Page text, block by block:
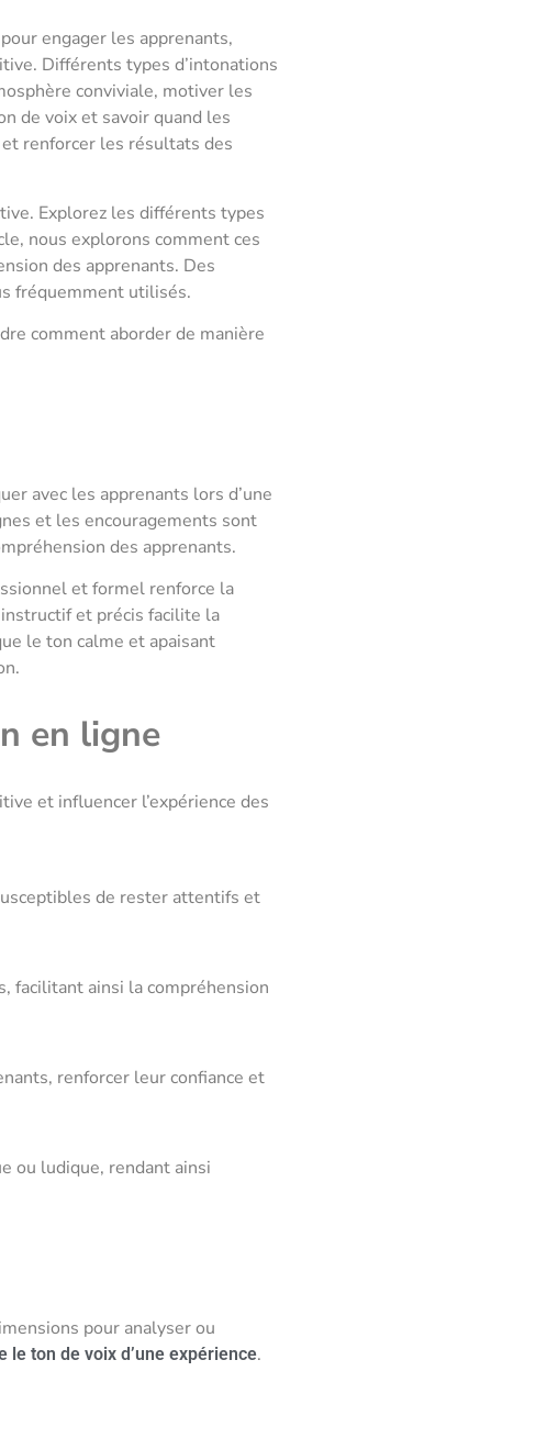
engager les apprenants,
Différents types d’intonations
conviviale, motiver les
de voix et savoir quand les
renforcer les résultats des
Explorez les différents types
nous explorons comment ces
des apprenants. Des
fréquemment utilisés.
comment aborder de manière
avec les apprenants lors d’une
et les encouragements sont
des apprenants.
et formel renforce la
et précis facilite la
le ton calme et apaisant
en ligne
et influencer l’expérience des
de rester attentifs et
facilitant ainsi la compréhension
renforcer leur confiance et
ou ludique, rendant ainsi
pour analyser ou
le ton de voix d’une expérience.